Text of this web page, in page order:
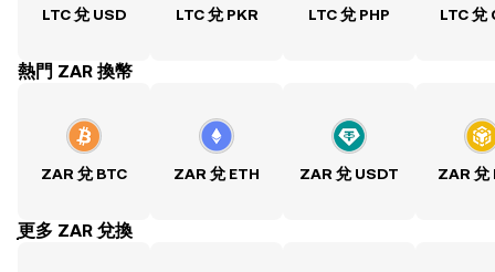
LTC 兌 USD LTC 兌 PKR LTC 兌 PHP LTC 兌
熱門 ZAR 換幣
ZAR 兌 BTC ZAR 兌 ETH ZAR 兌 USDT ZAR 兌
ִִִִִִִִִִִִִִִִִִִִִִִִִִִִִִִִִִִִִִִִִִִִִִִִ更多 ZAR 兌換